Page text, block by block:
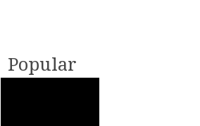
Popular